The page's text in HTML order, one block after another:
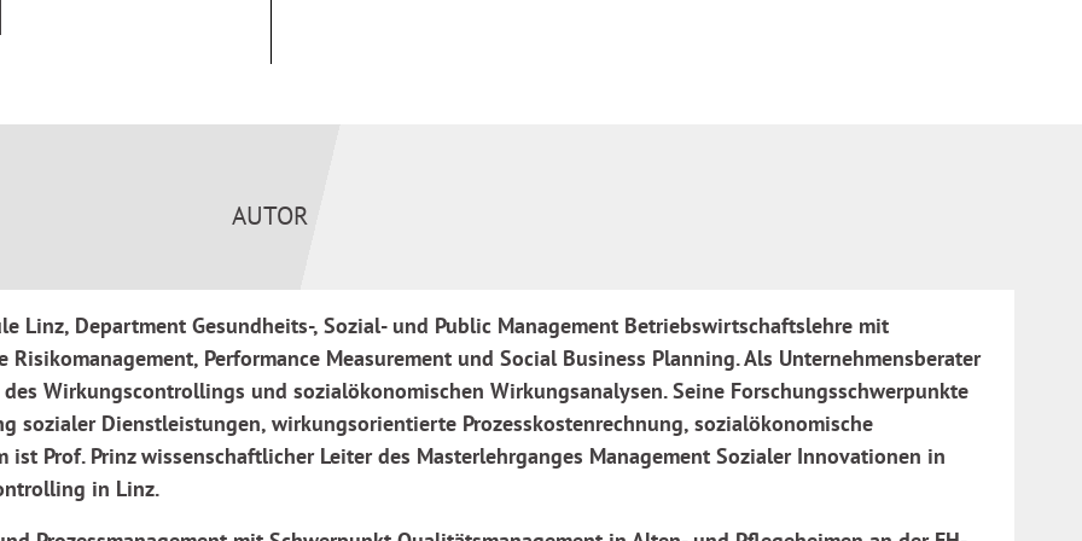
Michael Vilain
Bern (Martin Wild-Näf)
für Reifegrade (Marlene
des
AUTOR
Linz, Department Gesundheits-, Sozial- und Public Management Betriebswirtschaftslehre mit
Performance Measurement und Social Business Planning. Als Unternehmensberater
Wirkungscontrollings und sozialökonomischen Wirkungsanalysen. Seine Forschungsschwerpunkte
sozialer Dienstleistungen, wirkungsorientierte Prozesskostenrechnung, sozialökonomische
Prof. Prinz wissenschaftlicher Leiter des Masterlehrganges Management Sozialer Innovationen in
in Linz.